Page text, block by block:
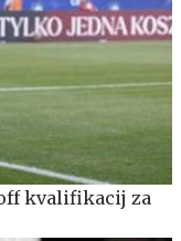
kvalifikacij za